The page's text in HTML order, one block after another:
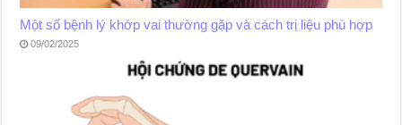
Một số bệnh lý khớp vai thường gặp và cách trị liệu phù hợp
09/02/2025